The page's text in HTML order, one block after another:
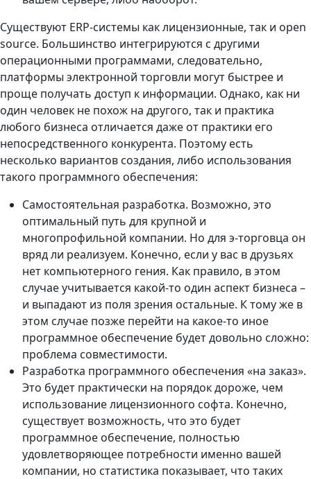
Существуют ERP-системы как лицензионные, так и open
source. Большинство интегрируются с другими
операционными программами, следовательно,
платформы электронной торговли могут быстрее и
проще получать доступ к информации. Однако, как ни
один человек не похож на другого, так и практика
любого бизнеса отличается даже от практики его
непосредственного конкурента. Поэтому есть
несколько вариантов создания, либо использования
такого программного обеспечения:
Самостоятельная разработка. Возможно, это
оптимальный путь для крупной и
многопрофильной компании. Но для э-торговца он
вряд ли реализуем. Конечно, если у вас в друзьях
нет компьютерного гения. Как правило, в этом
случае учитывается какой-то один аспект бизнеса –
и выпадают из поля зрения остальные. К тому же в
этом случае позже перейти на какое-то иное
программное обеспечение будет довольно сложно:
проблема совместимости.
Разработка программного обеспечения «на заказ».
Это будет практически на порядок дороже, чем
использование лицензионного софта. Конечно,
существует возможность, что это будет
программное обеспечение, полностью
удовлетворяющее потребности именно вашей
компании, но статистика показывает, что таких